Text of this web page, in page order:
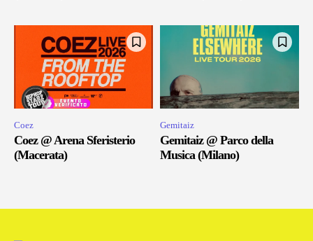
Coez
Coez @ Arena Sferisterio
(Macerata)
Gemitaiz
Gemitaiz @ Parco della
Musica (Milano)